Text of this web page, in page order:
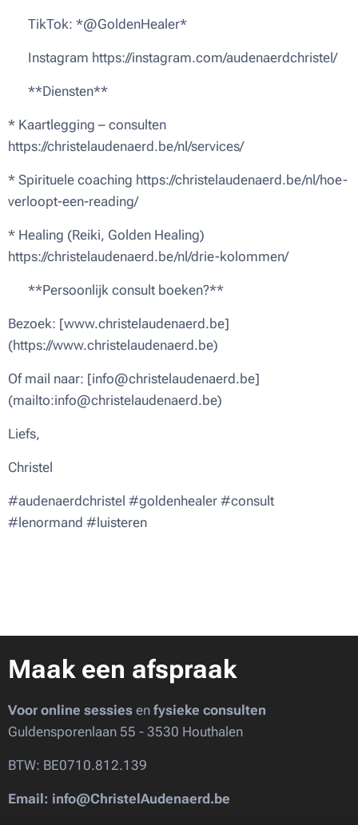
🔹 TikTok: *@GoldenHealer*
🔹 Instagram https://instagram.com/audenaerdchristel/
✨ **Diensten**
* Kaartlegging – consulten
https://christelaudenaerd.be/nl/services/
* Spirituele coaching https://christelaudenaerd.be/nl/hoe-
verloopt-een-reading/
* Healing (Reiki, Golden Healing)
https://christelaudenaerd.be/nl/drie-kolommen/
📅 **Persoonlijk consult boeken?**
Bezoek: [www.christelaudenaerd.be]
(https://www.christelaudenaerd.be)
Of mail naar: [info@christelaudenaerd.be]
(mailto:info@christelaudenaerd.be)
Liefs,
Christel 💜
#audenaerdchristel #goldenhealer #consult
#lenormand #luisteren
Maak een afspraak
Voor online sessies en fysieke consulten
Guldensporenlaan 55 - 3530 Houthalen
BTW: BE0710.812.139
Email: info@ChristelAudenaerd.be